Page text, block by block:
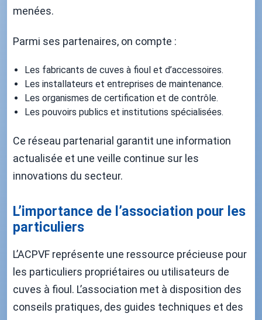
menées.
Parmi ses partenaires, on compte :
Les fabricants de cuves à fioul et d’accessoires.
Les installateurs et entreprises de maintenance.
Les organismes de certification et de contrôle.
Les pouvoirs publics et institutions spécialisées.
Ce réseau partenarial garantit une information
actualisée et une veille continue sur les
innovations du secteur.
L’importance de l’association pour les
particuliers
L’ACPVF représente une ressource précieuse pour
les particuliers propriétaires ou utilisateurs de
cuves à fioul. L’association met à disposition des
conseils pratiques, des guides techniques et des